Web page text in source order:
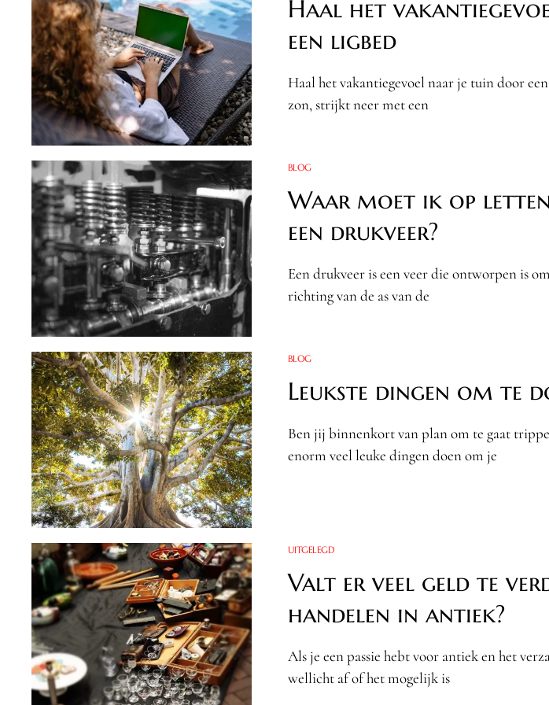
Haal het
een ligbed
Haal het vakantiegevoel naar je tuin door
zon, strijkt neer met een
BLOG
Waar moet ik op
een drukveer?
Een drukveer is een veer die ontworpen is
richting van de as van de
BLOG
Leukste dingen om te
Ben jij binnenkort van plan om te gaat
enorm veel leuke dingen doen om je
UITGELEGD
Valt er veel geld te
handelen in antiek?
Als je een passie hebt voor antiek en het
wellicht af of het mogelijk is